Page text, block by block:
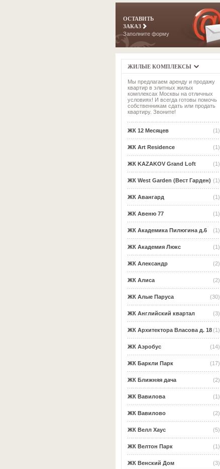
ОСТАВИТЬ
ЗАКАЗ
Заполните форму
ЖИЛЫЕ КОМПЛЕКСЫ
Мы предлагаем аренду и продажу
квартир в элитных жилых
комплексах Москвы на отличных
условиях! И всегда готовы помочь
собственникам сдать или продать
квартиру. Звоните!
(1)
ЖК 12 Месяцев
(1)
ЖК Art Residence
(1)
ЖК KAZAKOV Grand Loft
(1)
ЖК West Garden (Вест Гарден)
(1)
ЖК Авангард
(1)
ЖК Авеню 77
(1)
ЖК Академика Пилюгина д.6
(1)
ЖК Академия Люкс
(2)
ЖК Александр
(2)
ЖК Алиса
(30)
ЖК Алые Паруса
(3)
ЖК Английский квартал
(1)
ЖК Архитектора Власова д. 18
(14)
ЖК Аэробус
(17)
ЖК Баркли Парк
(2)
ЖК Ближняя дача
(1)
ЖК Вавилова
(2)
ЖК Вавилово
(5)
ЖК Велл Хаус
(1)
ЖК Велтон Парк
(3)
ЖК Венский Дом